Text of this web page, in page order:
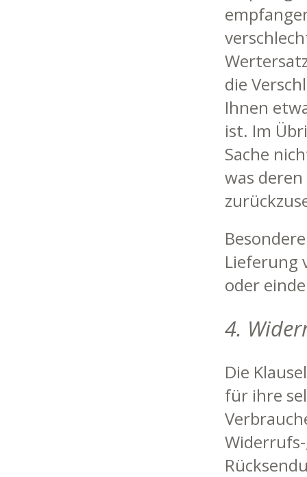
die
Ihnen
ist. Im
Sache
was
Lieferung
oder
4.
Die
für ihre